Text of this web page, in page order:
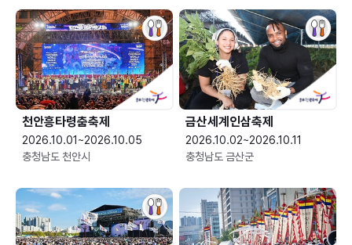
천안흥타령춤축제
2026.10.01~2026.10.05
충청남도 천안시
금산세계인삼축제
2026.10.02~2026.10.11
충청남도 금산군